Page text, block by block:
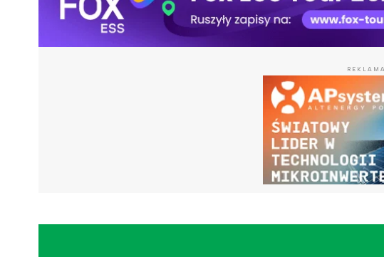
REKLAMA